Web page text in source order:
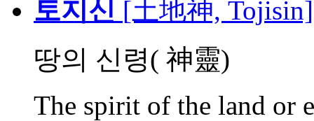
토지신 [土地神, Tojisin]
땅의 신령( 神靈)
The spirit of the land or